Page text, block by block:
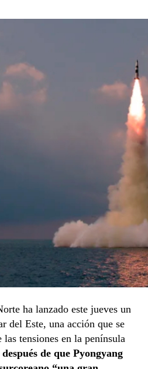
ha lanzado este jueves un
del Este, una acción que se
tensiones en la península
de que Pyongyang